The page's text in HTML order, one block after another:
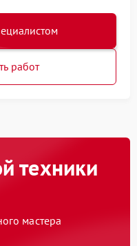
работ
техники
мастера